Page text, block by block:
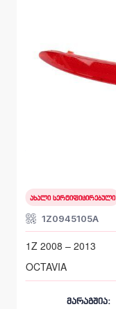
ახალი სერტიფიცირებული
1Z0945105A
1Z 2008 – 2013
OCTAVIA
მარაგშია: